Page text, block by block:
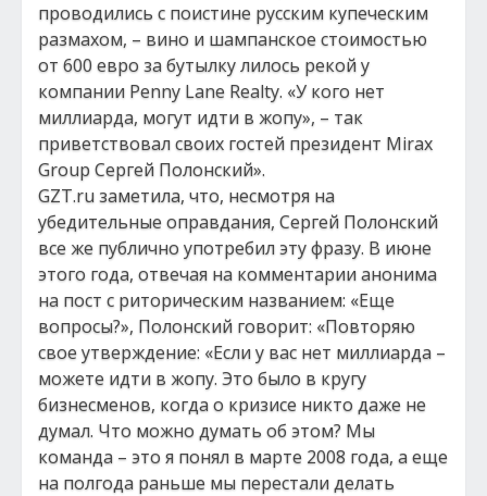
проводились с поистине русским купеческим
размахом, – вино и шампанское стоимостью
от 600 евро за бутылку лилось рекой у
компании Penny Lane Realty. «У кого нет
миллиарда, могут идти в жопу», – так
приветствовал своих гостей президент Mirax
Group Сергей Полонский».
GZT.ru заметила, что, несмотря на
убедительные оправдания, Сергей Полонский
все же публично употребил эту фразу. В июне
этого года, отвечая на комментарии анонима
на пост с риторическим названием: «Еще
вопросы?», Полонский говорит: «Повторяю
свое утверждение: «Если у вас нет миллиарда –
можете идти в жопу. Это было в кругу
бизнесменов, когда о кризисе никто даже не
думал. Что можно думать об этом? Мы
команда – это я понял в марте 2008 года, а еще
на полгода раньше мы перестали делать